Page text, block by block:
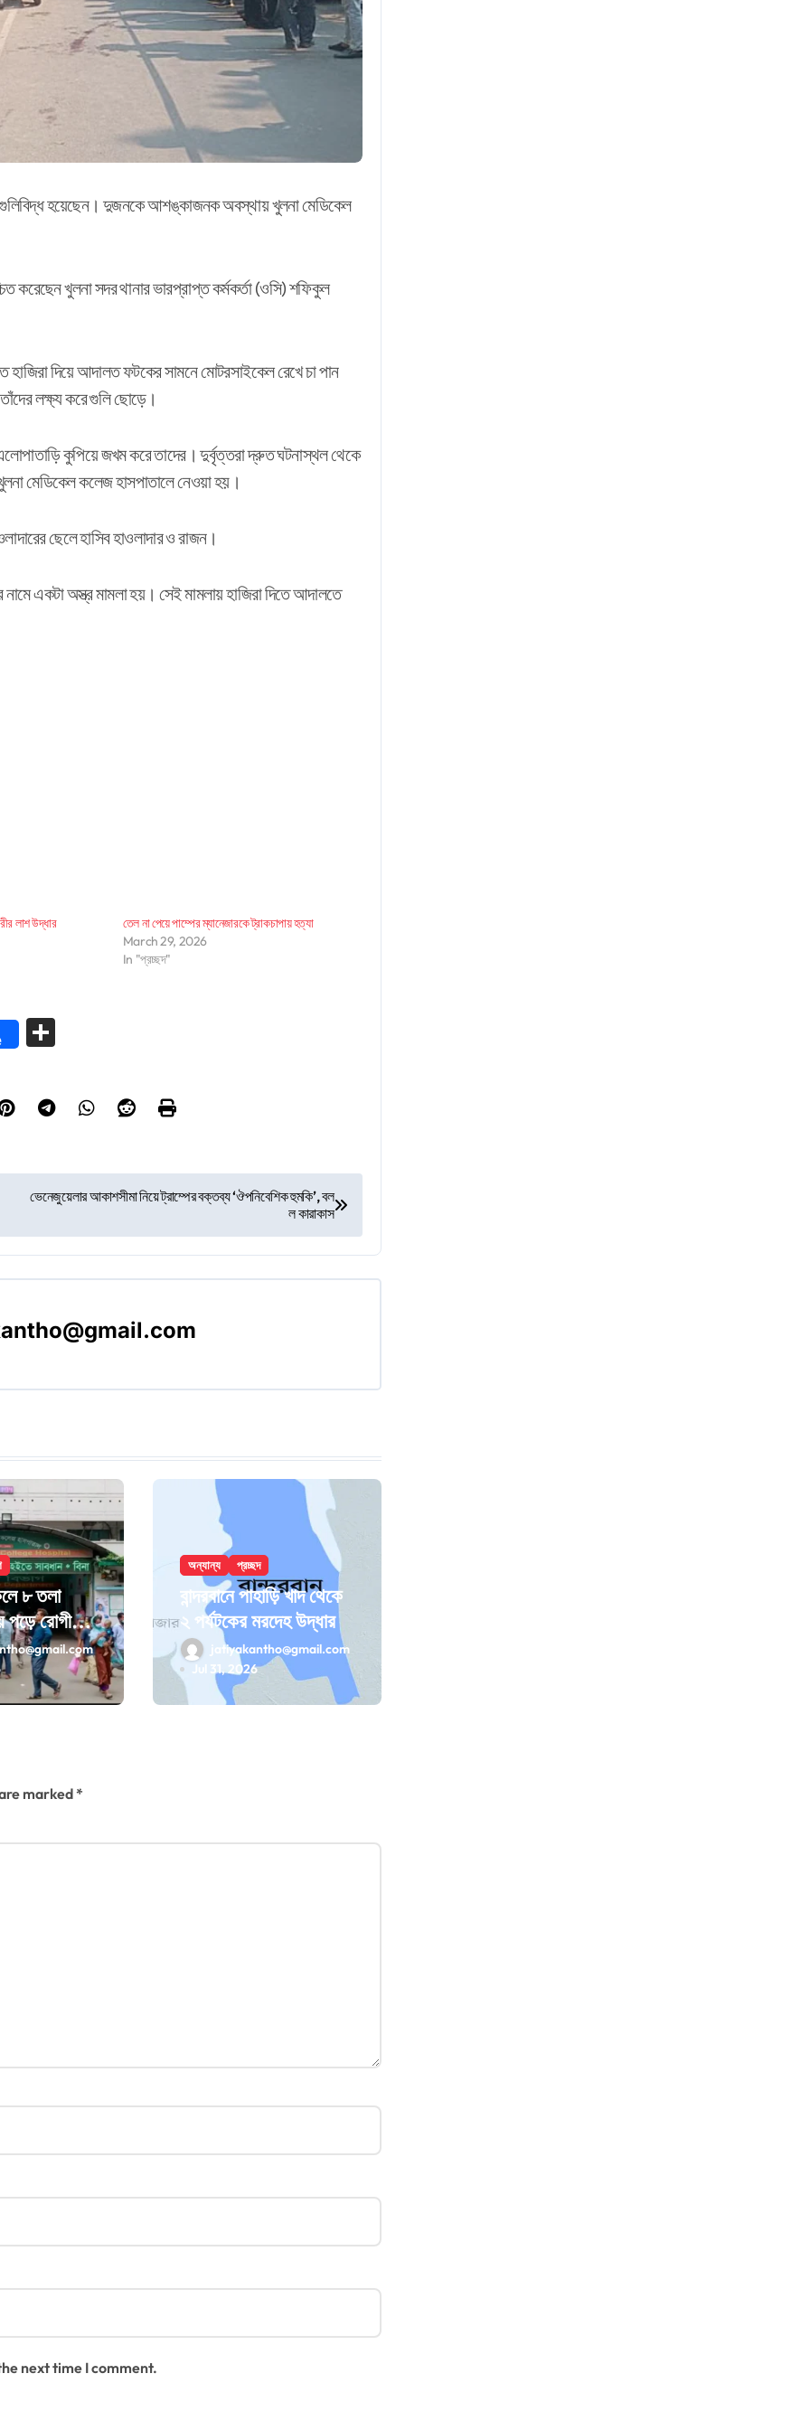
হয়েছেন। দুজনকে আশঙ্কাজনক অবস্থায় খুলনা মেডিকেল
করেছেন খুলনা সদর থানার ভারপ্রাপ্ত কর্মকর্তা (ওসি) শফিকুল
দিয়ে আদালত ফটকের সামনে মোটরসাইকেল রেখে চা পান
লক্ষ্য করে গুলি ছোড়ে।
কুপিয়ে জখম করে তাদের। দুর্বৃত্তরা দ্রুত ঘটনাস্থল থেকে
মেডিকেল কলেজ হাসপাতালে নেওয়া হয়।
ছেলে হাসিব হাওলাদার ও রাজন।
একটা অস্ত্র মামলাহয়। সেই মামলায় হাজিরা দিতে আদালতে
লাশ উদ্ধার
তেল না পেয়ে পাম্পের ম্যানেজারকে ট্রাকচাপায় হত্যা
March 29, 2026
In "প্রচ্ছদ"
ভেনেজুয়েলার আকাশসীমা নিয়ে ট্রাম্পের বক্তব্য ‘ঔপনিবেশিক হুমকি’, বল
ল কারাকাস
৮ তলা
পড়ে রোগীর
অন্যান্য প্রচ্ছদ
বান্দরবানে পাহাড়ি খাদ থেকে
২ পর্যটকের মরদেহ উদ্ধার
jatiyakantho@gmail.com
Jul 31, 2026
marked*
next time I comment.